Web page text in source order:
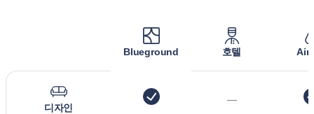
Blueground 호텔
디자인
—